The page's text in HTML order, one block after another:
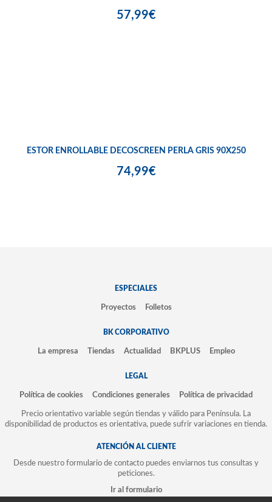
57,99€
ESTOR ENROLLABLE DECOSCREEN PERLA GRIS 90X250
74,99€
ESPECIALES
Proyectos Folletos
BK CORPORATIVO
La empresa Tiendas Actualidad BKPLUS Empleo
LEGAL
Política de cookies Condiciones generales Política de privacidad
Precio orientativo variable según tiendas y válido para Península. La
disponibilidad de productos es orientativa, puede sufrir variaciones en tienda.
ATENCIÓN AL CLIENTE
Desde nuestro formulario de contacto puedes enviarnos tus consultas y
peticiones.
Ir al formulario